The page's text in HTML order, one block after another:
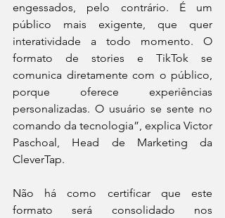
engessados, pelo contrário. É um
público mais exigente, que quer
interatividade a todo momento. O
formato de stories e TikTok se
comunica diretamente com o público,
porque oferece experiências
personalizadas. O usuário se sente no
comando da tecnologia”, explica Victor
Paschoal, Head de Marketing da
CleverTap.
Não há como certificar que este
formato será consolidado nos